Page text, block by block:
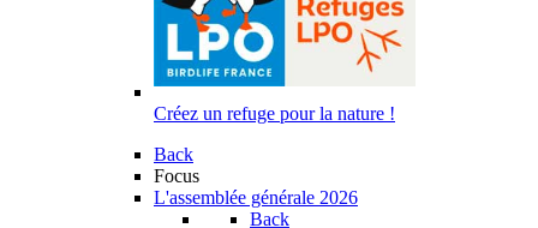
Créez un refuge pour la nature !
Back
Focus
L'assemblée générale 2026
Back